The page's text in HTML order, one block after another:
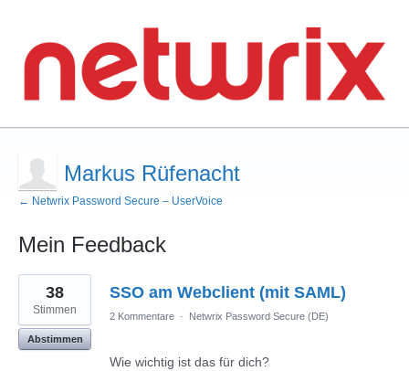
Markus Rüfenacht
← Netwrix Password Secure – UserVoice
Mein Feedback
4
gefundene
Ergebnisse
SSO am Webclient (mit SAML)
38
Stimmen
Abstimmen
2 Kommentare · Netwrix Password Secure (DE)
Wie wichtig ist das für dich?